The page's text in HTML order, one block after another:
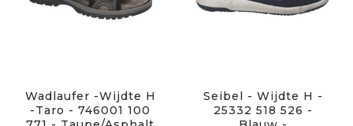
Wadlaufer -Wijdte H
-Taro - 746001 100
Seibel - Wijdte H -
25332 518 526 -